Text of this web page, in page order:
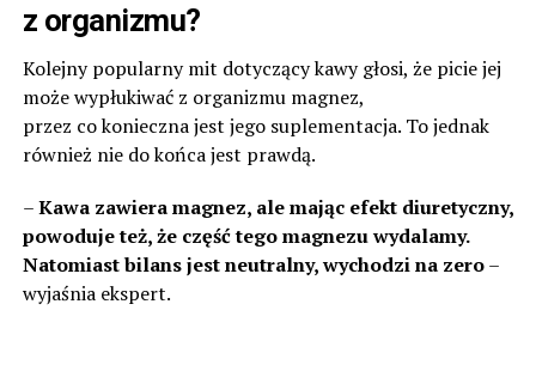
z organizmu?
Kolejny popularny mit dotyczący kawy głosi, że picie jej
może wypłukiwać z organizmu magnez,
przez co konieczna jest jego suplementacja. To jednak
również nie do końca jest prawdą.
–Kawa zawiera magnez, ale mając efekt diuretyczny,
powoduje też, że część tego magnezu wydalamy.
Natomiast bilans jest neutralny, wychodzi na zero–
wyjaśnia ekspert.